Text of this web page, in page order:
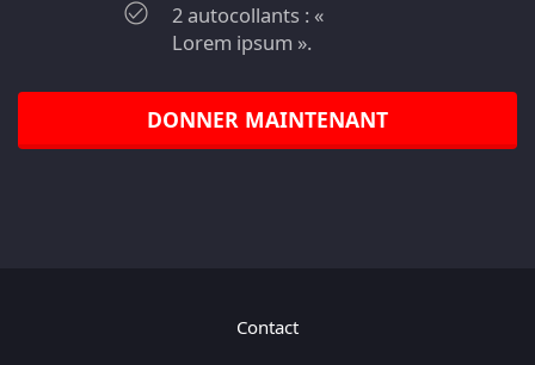
2 autocollants : «
Lorem ipsum ».
DONNER MAINTENANT
Contact